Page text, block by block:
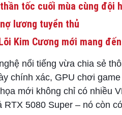
tốc cuối mùa cùng đội
lương tuyển thủ
Kim Cương mới mang
nổi tiếng vừa chia sẻ
chính xác, GPU chơi
mới không chỉ có nhiều
5080 Super – nó còn